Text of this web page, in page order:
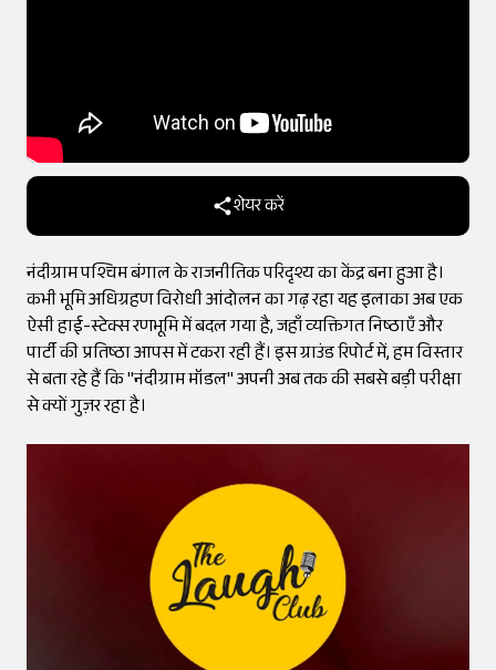
शेयर करें
नंदीग्राम पश्चिम बंगाल के राजनीतिक परिदृश्य का केंद्र बना हुआ है।
कभी भूमि अधिग्रहण विरोधी आंदोलन का गढ़ रहा यह इलाका अब एक
ऐसी हाई-स्टेक्स रणभूमि में बदल गया है, जहाँ व्यक्तिगत निष्ठाएँ और
पार्टी की प्रतिष्ठा आपस में टकरा रही हैं। इस ग्राउंड रिपोर्ट में, हम विस्तार
से बता रहे हैं कि "नंदीग्राम मॉडल" अपनी अब तक की सबसे बड़ी परीक्षा
से क्यों गुज़र रहा है।